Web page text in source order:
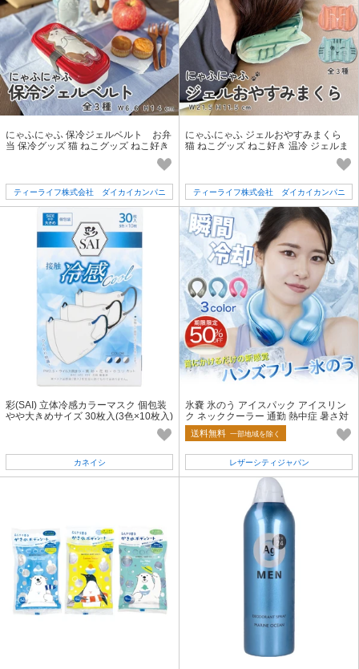
にゃふにゃふ 保冷ジェルベルト お弁
当 保冷グッズ 猫 ねこグッズ ねこ好き
ティーライフ株式会社 ダイカイカンパニ
ー
にゃふにゃふ ジェルおやすみまくら
猫 ねこグッズ ねこ好き 温冷 ジェルま
ティーライフ株式会社 ダイカイカンパニ
ー
彩(SAI) 立体冷感カラーマスク 個包装
やや大きめサイズ 30枚入(3色×10枚入)
カネイシ
氷嚢 氷のう アイスパック アイスリン
ク ネッククーラー 通勤 熱中症 暑さ対
策 冷感 保冷 保温
送料無料 一部地域を除く
レザーシティジャパン